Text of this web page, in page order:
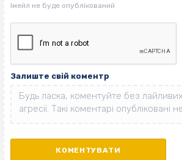
Залиште свій коментр